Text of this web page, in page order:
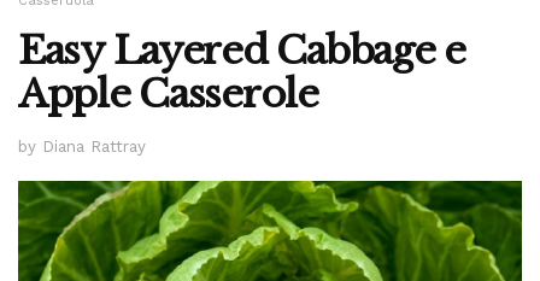
Easy Layered Cabbage e
Apple Casserole
by Diana Rattray